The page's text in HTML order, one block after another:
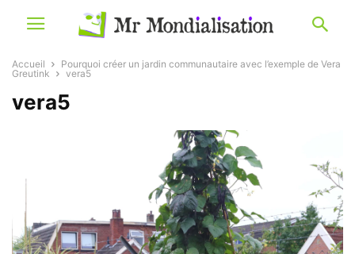
Accueil
Pourquoi créer un jardin communautaire avec l’exemple de Vera
Greutink
vera5
vera5